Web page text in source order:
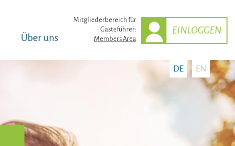
Über uns
Mitglieder­bereich für
Gästeführer:
Members Area
EINLOGGEN
DE EN